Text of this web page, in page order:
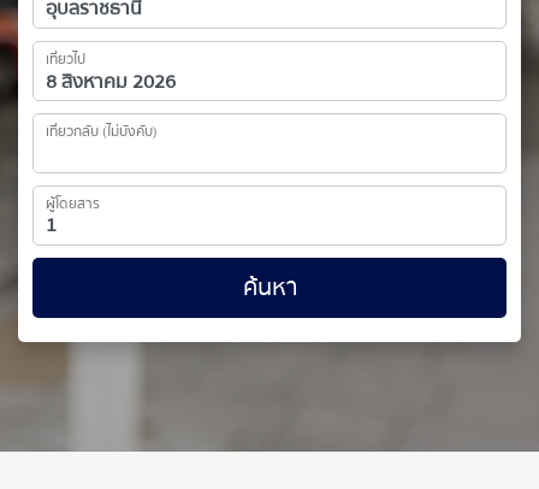
เที่ยวไป
เที่ยวกลับ (ไม่บังคับ)
ผู้โดยสาร
ค้นหา